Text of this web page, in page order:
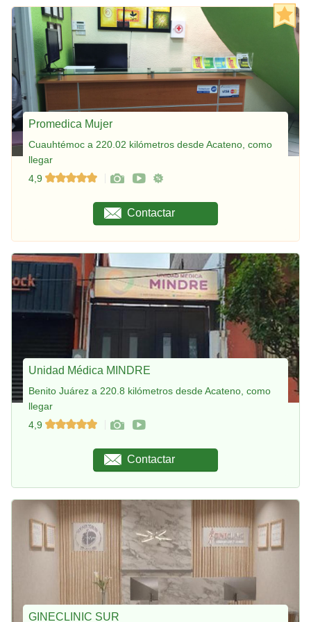
Promedica Mujer
Cuauhtémoc a 220.02 kilómetros desde Acateno, como
llegar
4,9
Contactar
Unidad Médica MINDRE
Benito Juárez a 220.8 kilómetros desde Acateno, como
llegar
4,9
Contactar
GINECLINIC SUR